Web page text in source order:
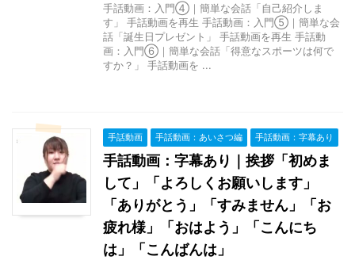
手話動画：入門④｜簡単な会話「自己紹介しま
す」 手話動画を再生 手話動画：入門⑤｜簡単な会
話「誕生日プレゼント」 手話動画を再生 手話動
画：入門⑥｜簡単な会話「得意なスポーツは何で
すか？」 手話動画を ...
手話動画 手話動画：あいさつ編 手話動画：字幕あり
手話動画：字幕あり｜挨拶「初めま
して」「よろしくお願いします」
「ありがとう」「すみません」「お
疲れ様」「おはよう」「こんにち
は」「こんばんは」